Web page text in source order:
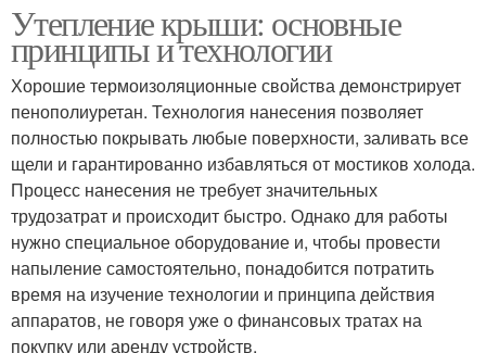
Утепление крыши: основные
принципы и технологии
Хорошие термоизоляционные свойства демонстрирует
пенополиуретан. Технология нанесения позволяет
полностью покрывать любые поверхности, заливать все
щели и гарантированно избавляться от мостиков холода.
Процесс нанесения не требует значительных
трудозатрат и происходит быстро. Однако для работы
нужно специальное оборудование и, чтобы провести
напыление самостоятельно, понадобится потратить
время на изучение технологии и принципа действия
аппаратов, не говоря уже о финансовых тратах на
покупку или аренду устройств.